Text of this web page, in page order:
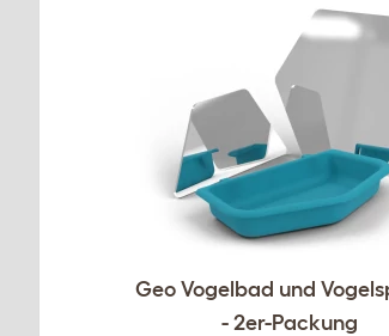
Geo Vogelbad und
- 2er-Packung